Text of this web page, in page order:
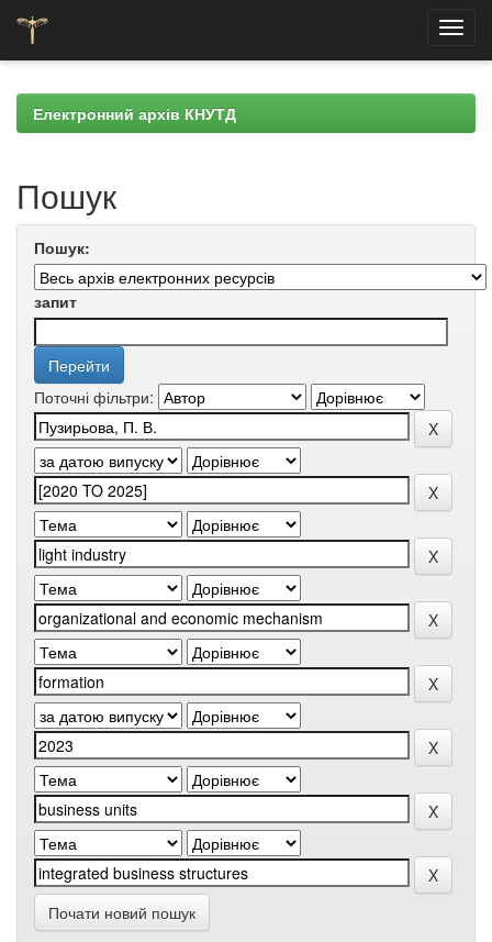
navigationЕлектронний архів КНУТД
Пошук
Пошук:
запит
Поточні фільтри:
Почати новий пошук